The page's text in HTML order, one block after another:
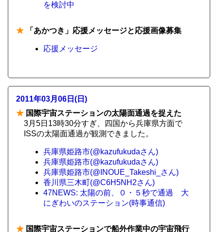
を検討中
★ 「あかつき」応援メッセージと応援画像募集
応援メッセージ
2011年03月06日(日)
★ 国際宇宙ステーションの太陽面通過を捉えた
3月5日13時30分すぎ、四国から兵庫県方面で
ISSの太陽面通過が観測できました。
兵庫県姫路市(@kazufukudaさん)
兵庫県姫路市(@kazufukudaさん)
兵庫県姫路市(@INOUE_Takeshi_さん)
香川県三木町(@C6H5NH2さん)
47NEWS: 太陽の前、０・５秒で通過 大
にぎわいのステーション(時事通信)
★ 国際宇宙ステーションで船外作業中の宇宙飛行